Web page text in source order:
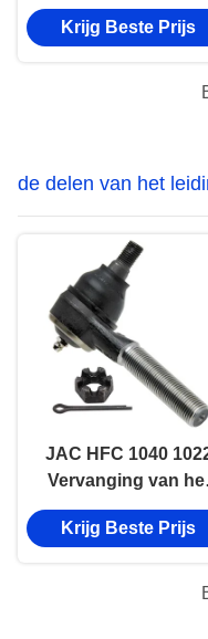
1005011TAR
Krijg Beste Prijs
de delen van het
JAC HFC 1040
Vervanging van het
eind van de
Krijg Beste Prijs